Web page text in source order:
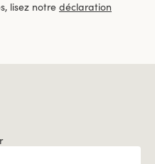
lisez notre déclaration